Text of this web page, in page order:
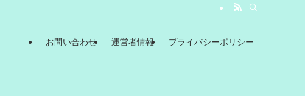
お問い合わせ 運営者情報 プライバシーポリシー